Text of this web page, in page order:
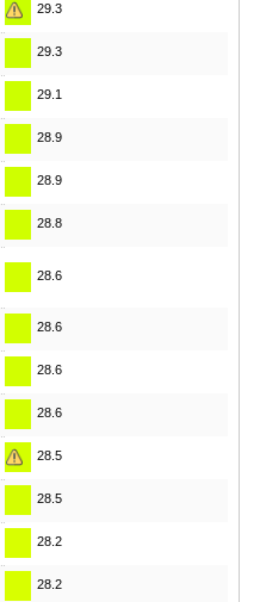
29.3
29.3
29.1
28.9
28.9
28.8
28.6
28.6
28.6
28.6
28.5
28.5
28.2
28.2